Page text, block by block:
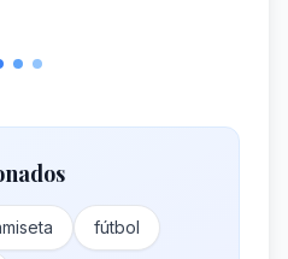
fútbol